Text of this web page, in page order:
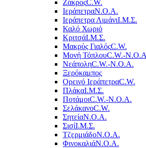
ΖάκροςC.W.
ΙεράπετραΝ.Ο.Α.
Ιεράπετρα ΛιμάνιΙ.Μ.Σ.
Καλό Χωριό
ΚριτσάΙ.Μ.Σ.
Μακρύς ΓιαλόςC.W.
Μονή ΤόπλουC.W.-
ΝεάποληC.W.-Ν.Ο.Α.
Ξερόκαμπος
Ορεινό ΙεράπετραC.W.
ΠλάκαΙ.Μ.Σ.
ΠοτάμοιC.W.-Ν.Ο.Α.
ΣελάκανοC.W.
ΣητείαΝ.Ο.Α.
ΣισίΙ.Μ.Σ.
ΤζερμιάδοΝ.Ο.Α.
ΦινοκαλιάΝ.Ο.Α.